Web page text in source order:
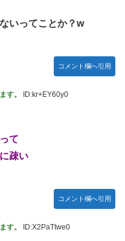
いってことか？w
コメント欄へ引用
す。 ID:kr+EY60y0
て
疎い
コメント欄へ引用
す。 ID:X2PaTtwe0